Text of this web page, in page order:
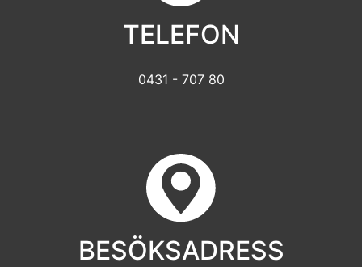
TELEFON
0431 - 707 80
BESÖKSADRESS